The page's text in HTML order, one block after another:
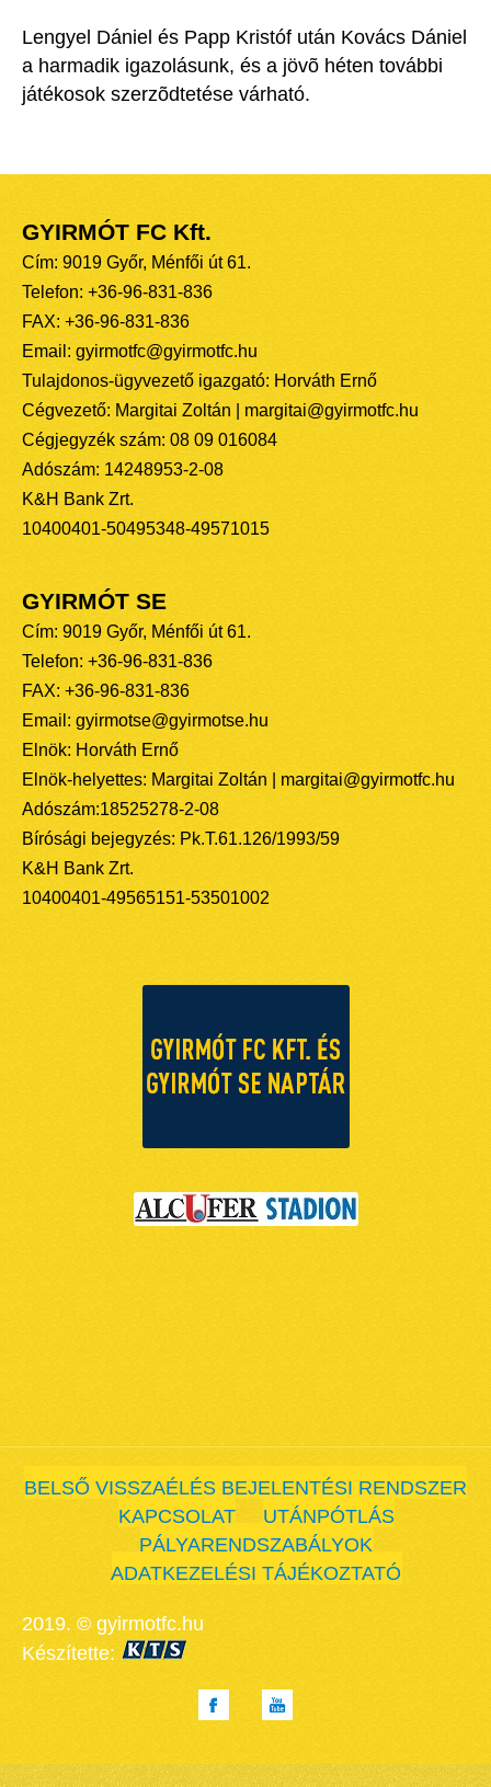
Lengyel Dániel és Papp Kristóf után Kovács Dániel
a harmadik igazolásunk, és a jövõ héten további
játékosok szerzõdtetése várható.
GYIRMÓT FC Kft.
Cím: 9019 Győr, Ménfői út 61.
Telefon: +36-96-831-836
FAX: +36-96-831-836
Email: gyirmotfc@gyirmotfc.hu
Tulajdonos-ügyvezető igazgató: Horváth Ernő
Cégvezető: Margitai Zoltán | margitai@gyirmotfc.hu
Cégjegyzék szám: 08 09 016084
Adószám: 14248953-2-08
K&H Bank Zrt.
10400401-50495348-49571015
GYIRMÓT SE
Cím: 9019 Győr, Ménfői út 61.
Telefon: +36-96-831-836
FAX: +36-96-831-836
Email: gyirmotse@gyirmotse.hu
Elnök: Horváth Ernő
Elnök-helyettes: Margitai Zoltán | margitai@gyirmotfc.hu
Adószám:18525278-2-08
Bírósági bejegyzés: Pk.T.61.126/1993/59
K&H Bank Zrt.
10400401-49565151-53501002
BELSŐ VISSZAÉLÉS BEJELENTÉSI RENDSZER
KAPCSOLAT
UTÁNPÓTLÁS
PÁLYARENDSZABÁLYOK
ADATKEZELÉSI TÁJÉKOZTATÓ
2019. © gyirmotfc.hu
Készítette: